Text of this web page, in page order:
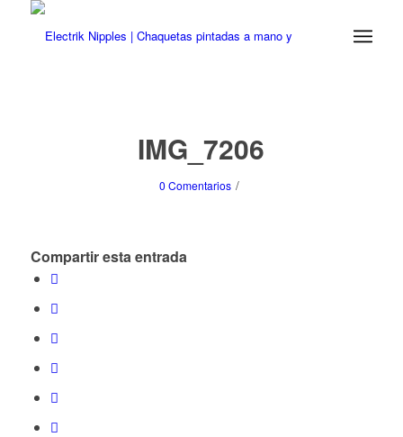
IMG_7206
0 Comentarios /
Compartir esta entrada